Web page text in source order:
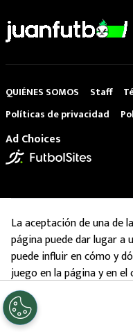
QUIÉNES SOMOS Staff
Políticas de privacidad
Ad Choices
La aceptación de una de
página puede dar lugar a
puede influir en cómo y
juego en la página y en
influye en nuestras